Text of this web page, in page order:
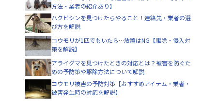
方法・業者の紹介あり】
ハクビシンを見つけたらやること！連絡先・業者の選
び方を解説
コウモリが1匹でもいたら…放置はNG【駆除・侵入対
策を解説】
アライグマを見つけたときの対応とは？被害を防ぐた
めの予防策や駆除方法について解説
コウモリ被害の予防対策【おすすめアイテム・業者・
被害発生時の対応を解説】